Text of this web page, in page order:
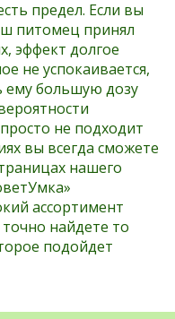
предел. Если вы
питомец принял
эффект долгое
не успокаивается,
ему большую дозу
не подходит
вы всегда сможете
нашего
ассортимент
найдете то
подойдет